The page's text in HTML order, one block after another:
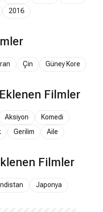
2016
Çin Güney Kore
Filmler
Aksiyon
Komedi
Gerilim Aile
Filmler
Japonya